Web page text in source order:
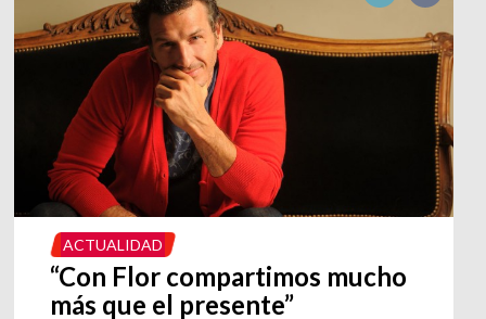
ACTUALIDAD
“Con Flor compartimos mucho
más que el presente”